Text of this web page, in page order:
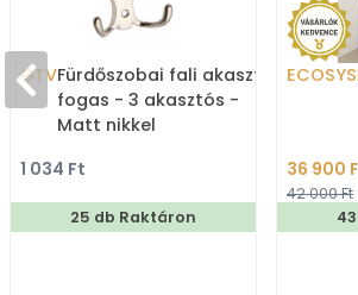
GTVFürdőszobai fali akasztó,
fogas - 3 akasztós -
Matt nikkel
1 034 Ft
25 db Raktáron
36 900
42 000 Ft